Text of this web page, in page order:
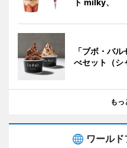
「ブボ・バ
べセット（シ
もっ
ワール